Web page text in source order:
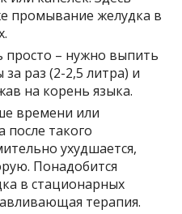
промывание желудка в
просто – нужно выпить
раз (2-2,5 литра) и
на корень языка.
времени или
после такого
ухудшается,
Понадобится
в стационарных
терапия.